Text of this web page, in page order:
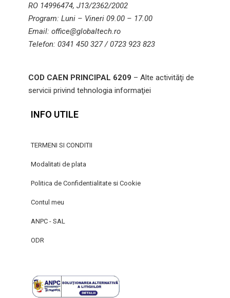
RO 14996474, J13/2362/2002
Program: Luni – Vineri 09.00 – 17.00
Email: office@globaltech.ro
Telefon: 0341 450 327 / 0723 923 823
COD CAEN PRINCIPAL 6209 – Alte activităţi de
servicii privind tehnologia informaţiei
INFO UTILE
TERMENI SI CONDITII
Modalitati de plata
Politica de Confidentialitate si Cookie
Contul meu
ANPC - SAL
ODR